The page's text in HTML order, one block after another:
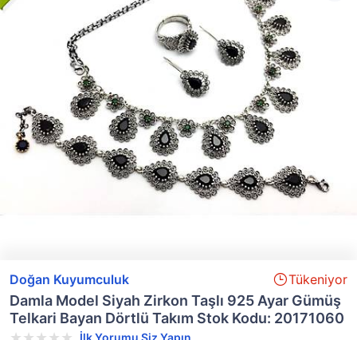
Doğan Kuyumculuk Tükeniyor
Damla Model Siyah Zirkon Taşlı 925 Ayar Gümüş
Telkari Bayan Dörtlü Takım Stok Kodu: 20171060
İlk Yorumu Siz Yapın